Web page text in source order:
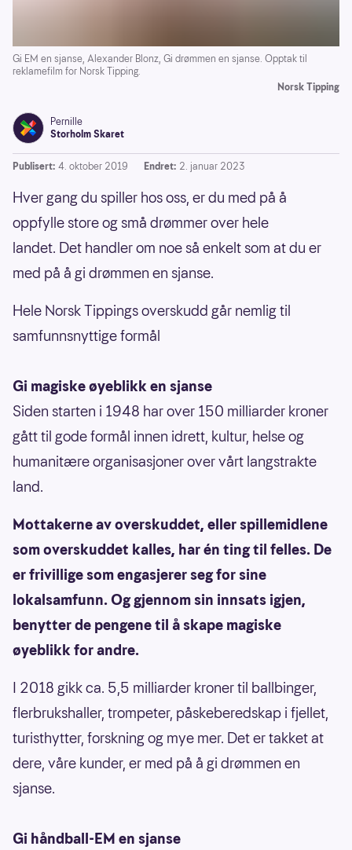
Gi EM en sjanse, Alexander Blonz, Gi drømmen en sjanse. Opptak til
reklamefilm for Norsk Tipping.
Norsk Tipping
Pernille
Storholm Skaret
Publisert: 4. oktober 2019 Endret: 2. januar 2023
Hver gang du spiller hos oss, er du med på å
oppfylle store og små drømmer over hele
landet. Det handler om noe så enkelt som at du er
med på å gi drømmen en sjanse.
Hele Norsk Tippings overskudd går nemlig til
samfunnsnyttige formål
Gi magiske øyeblikk en sjanse
Siden starten i 1948 har over 150 milliarder kroner
gått til gode formål innen idrett, kultur, helse og
humanitære organisasjoner over vårt langstrakte
land.
Mottakerne av overskuddet, eller spillemidlene
som overskuddet kalles, har én ting til felles. De
er frivillige som engasjerer seg for sine
lokalsamfunn. Og gjennom sin innsats igjen,
benytter de pengene til å skape magiske
øyeblikk for andre.
I 2018 gikk ca. 5,5 milliarder kroner til ballbinger,
flerbrukshaller, trompeter, påskeberedskap i fjellet,
turisthytter, forskning og mye mer. Det er takket at
dere, våre kunder, er med på å gi drømmen en
sjanse.
Gi håndball-EM en sjanse